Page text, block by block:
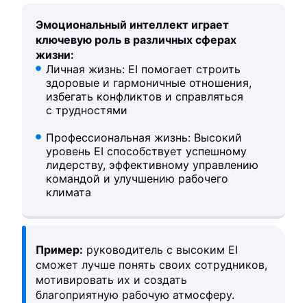
Эмоциональный интеллект играет
ключевую роль в различных сферах
жизни:
Личная жизнь: EI помогает строить
здоровые и гармоничные отношения,
избегать конфликтов и справляться
с трудностями
Профессиональная жизнь: Высокий
уровень EI способствует успешному
лидерству, эффективному управлению
командой и улучшению рабочего
климата
Пример: руководитель с высоким EI
сможет лучше понять своих сотрудников,
мотивировать их и создать
благоприятную рабочую атмосферу.